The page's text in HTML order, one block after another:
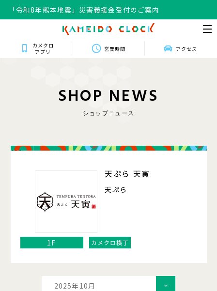
「令和8年熊本地震」災害義援金受付のご案内
カメクロ
アプリ
営業時間 アクセス
SHOP NEWS
ショップニュース
139
天ぷら 天寅
天ぷら
1F カメクロ横丁
2025年10月